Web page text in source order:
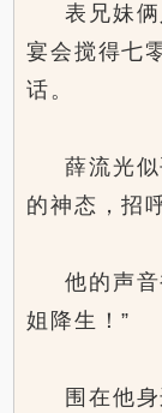
表兄妹
宴会搅得七
话。
薛流光
的神态，招
他的声
姐降生！”
围在他